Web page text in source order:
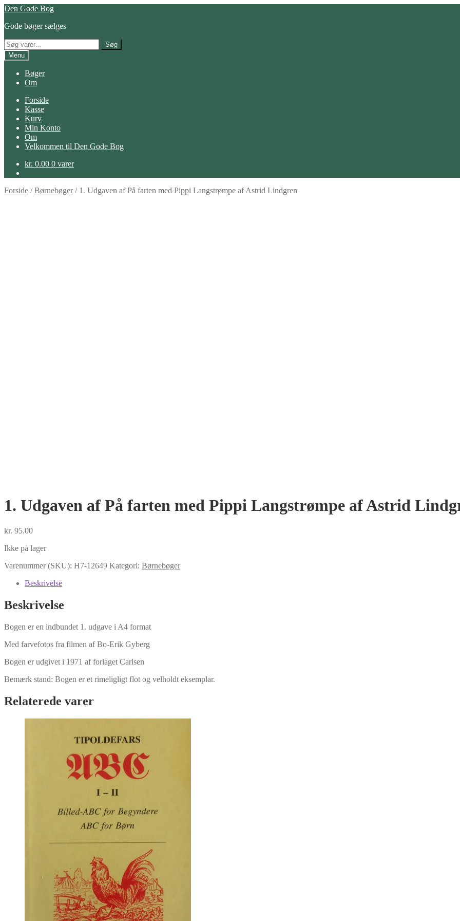
Spring
navigation
Spring
indhold
Den Gode Bog
Gode bøger sælges
Søg
efter:
Søg
Menu
Bøger
Om
Forside
Kasse
Kurv
Min Konto
Om
Velkommen til Den Gode Bog
kr. 0.00 0 varer
Forside /Børnebøger/ 1. Udgaven af På farten med Pippi Langstrømpe af Astrid Lindgren
1. Udgaven af På farten med Pippi Langstrømpe af Astrid
kr. 95.00
Ikke på lager
Varenummer (SKU): H7-12649 Kategori: Børnebøger
Beskrivelse
Beskrivelse
Bogen er en indbundet 1. udgave i A4 format
Med farvefotos fra filmen af Bo-Erik Gyberg
Bogen er udgivet i 1971 af forlaget Carlsen
Bemærk stand: Bogen er et rimeligligt flot og velholdt eksemplar.
Relaterede varer